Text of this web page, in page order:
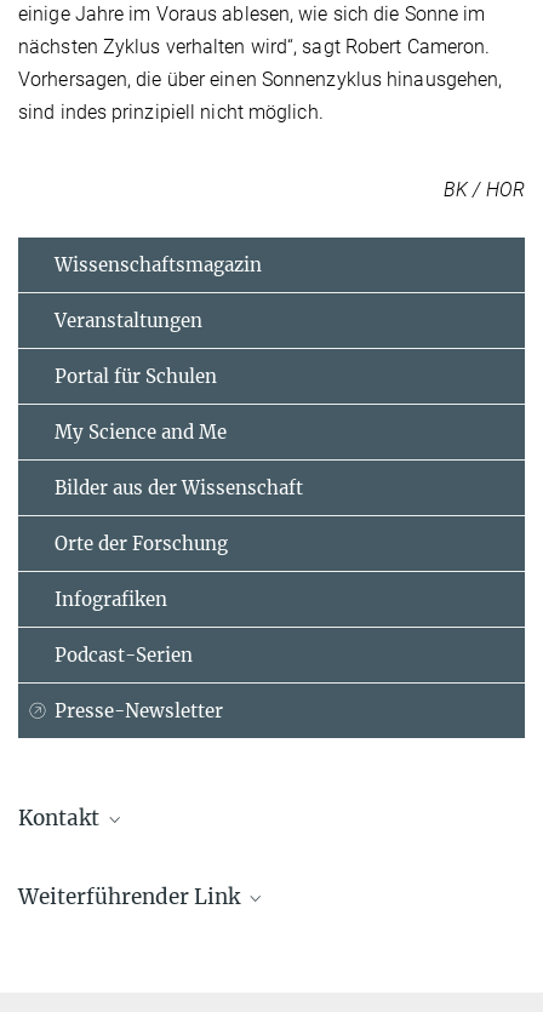
einige Jahre im Voraus ablesen, wie sich die Sonne im
nächsten Zyklus verhalten wird“, sagt Robert Cameron.
Vorhersagen, die über einen Sonnenzyklus hinausgehen,
sind indes prinzipiell nicht möglich.
BK / HOR
Wissenschaftsmagazin
Veranstaltungen
Portal für Schulen
My Science and Me
Bilder aus der Wissenschaft
Orte der Forschung
Infografiken
Podcast-Serien
Presse-Newsletter
Kontakt
Presse- und Öffentlichkeitsarbeit
Weiterführender Link